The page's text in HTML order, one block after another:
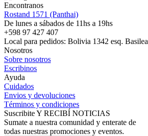
Encontranos
Rostand 1571 (Panthai)
De lunes a sábados de 11hs a 19hs
+598 97 427 407
Local para pedidos: Bolivia 1342 esq. Basilea
Nosotros
Sobre nosotros
Escribinos
Ayuda
Cuidados
Envios y devoluciones
Términos y condiciones
Suscribite Y RECIBÍ NOTICIAS
Sumate a nuestra comunidad y enterate de
todas nuestras promociones y eventos.